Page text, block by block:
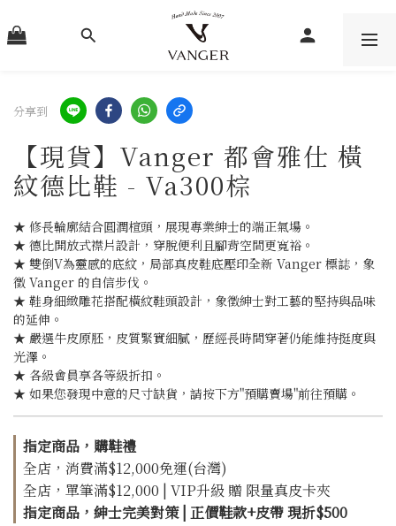
分享到
【現貨】Vanger 都會雅仕 橫
紋德比鞋 - Va300棕
★ 修長輪廓結合圓潤楦頭，展現專業紳士的端正氣場。
★ 德比開放式襟片設計，穿脫便利且腳背空間更寬裕。
★ 雙倒V為靈感的底紋，局部真皮鞋底壓印全新 Vanger 標誌，象
徵 Vanger 的自信步伐。
★ 鞋身細緻雕花搭配橫紋鞋頭設計，象徵紳士對工藝的堅持與品味
的延伸。
★ 嚴選牛皮原胚，皮質緊實細膩，歷經長時間穿著仍能維持挺度與
光澤。
★ 各級會員享各等級折扣。
★ 如果您發現中意的尺寸缺貨，請按下方"預購賣場"前往預購。
指定商品，購鞋禮
全店，消費滿$12,000免運(台灣)
全店，單筆滿$12,000 | VIP升級 贈 限量真皮卡夾
指定商品，紳士完美對策 | 正價鞋款+皮帶 現折$500